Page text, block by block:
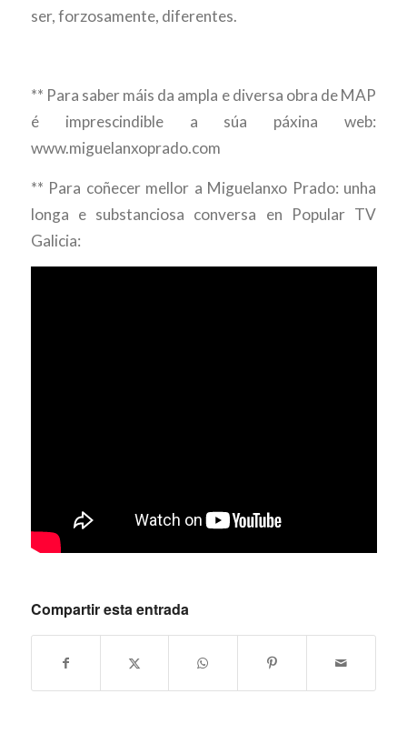
ser, forzosamente, diferentes.
** Para saber máis da ampla e diversa obra de MAP
é imprescindible a súa páxina web:
www.miguelanxoprado.com
** Para coñecer mellor a Miguelanxo Prado: unha
longa e substanciosa conversa en Popular TV
Galicia:
Compartir esta entrada